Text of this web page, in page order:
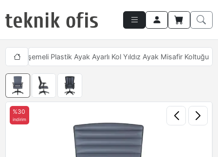
Slant Döşemeli Plastik Ayak Ayarlı Kol Yıldız Ayak Misafir Koltuğu
%30
indirim